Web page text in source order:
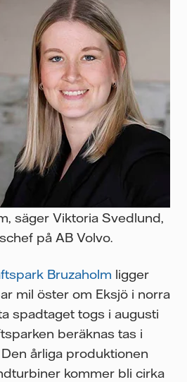
säger Viktoria Svedlund,
på AB Volvo.
Bruzaholm ligger
mil öster om Eksjö i norra
spadtaget togs i augusti
beräknas tas i
årliga produktionen
kommer bli cirka